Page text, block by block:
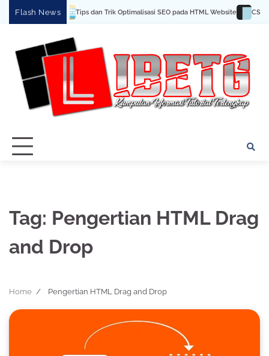
Flash News Tips dan Trik Optimalisasi SEO pada HTML Website CSS
Tag: Pengertian HTML Drag
and Drop
Home Pengertian HTML Drag and Drop